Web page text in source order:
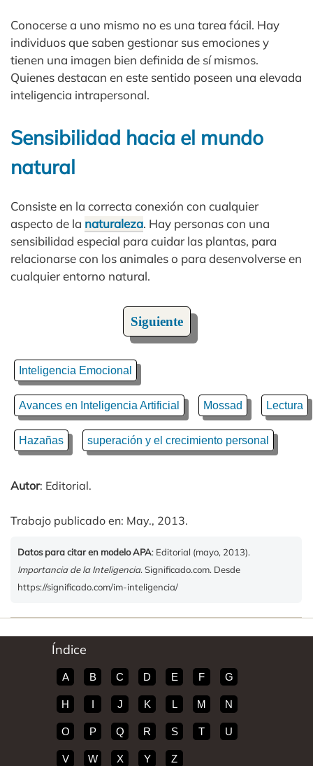
Conocerse a uno mismo no es una tarea fácil. Hay
individuos que saben gestionar sus emociones y
tienen una imagen bien definida de sí mismos.
Quienes destacan en este sentido poseen una elevada
inteligencia intrapersonal.
Sensibilidad hacia el mundo
natural
Consiste en la correcta conexión con cualquier
aspecto de la naturaleza. Hay personas con una
sensibilidad especial para cuidar las plantas, para
relacionarse con los animales o para desenvolverse en
cualquier entorno natural.
Siguiente
Inteligencia Emocional
Avances en Inteligencia Artificial Mossad Lectura
Hazañas superación y el crecimiento personal
Autor: Editorial.
Trabajo publicado en: May., 2013.
Datos para citar en modelo APA: Editorial (mayo, 2013).
Importancia de la Inteligencia. Significado.com. Desde
https://significado.com/im-inteligencia/
Índice
A B C D E F G
H I J K L M N
O P Q R S T U
V W X Y Z